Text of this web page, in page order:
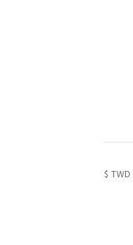
$ TWD